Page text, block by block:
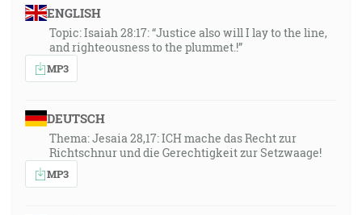
ENGLISH
Topic: Isaiah 28:17: “Justice also will I lay to the line,
and righteousness to the plummet.!”
MP3
DEUTSCH
Thema: Jesaia 28,17: ICH mache das Recht zur
Richtschnur und die Gerechtigkeit zur Setzwaage!
MP3